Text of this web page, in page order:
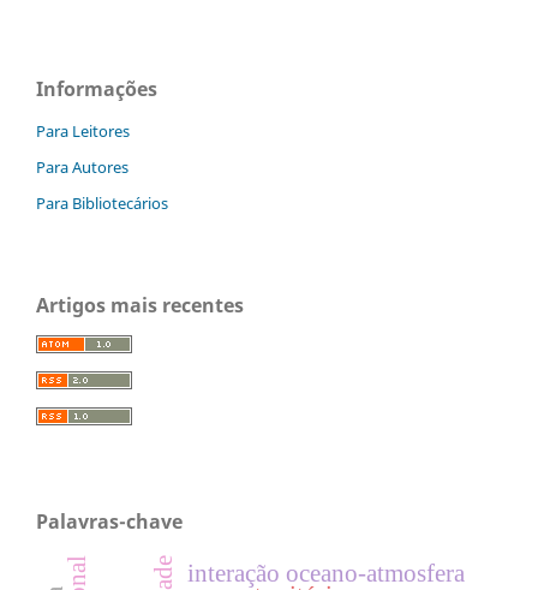
Informações
Para Leitores
Para Autores
Para Bibliotecários
Artigos mais recentes
Palavras-chave
interação oceano-atmosfera